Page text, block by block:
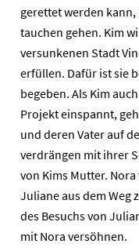
gerettet werden
tauchen gehen. Kim
versunkenen Stadt
erfüllen. Dafür ist sie
begeben. Als Kim
Projekt einspannt,
und deren Vater auf
verdrängen mit ihrer
von Kims Mutter.
Juliane aus dem Weg
des Besuchs von
mit Nora versöhnen.
Home
Presse